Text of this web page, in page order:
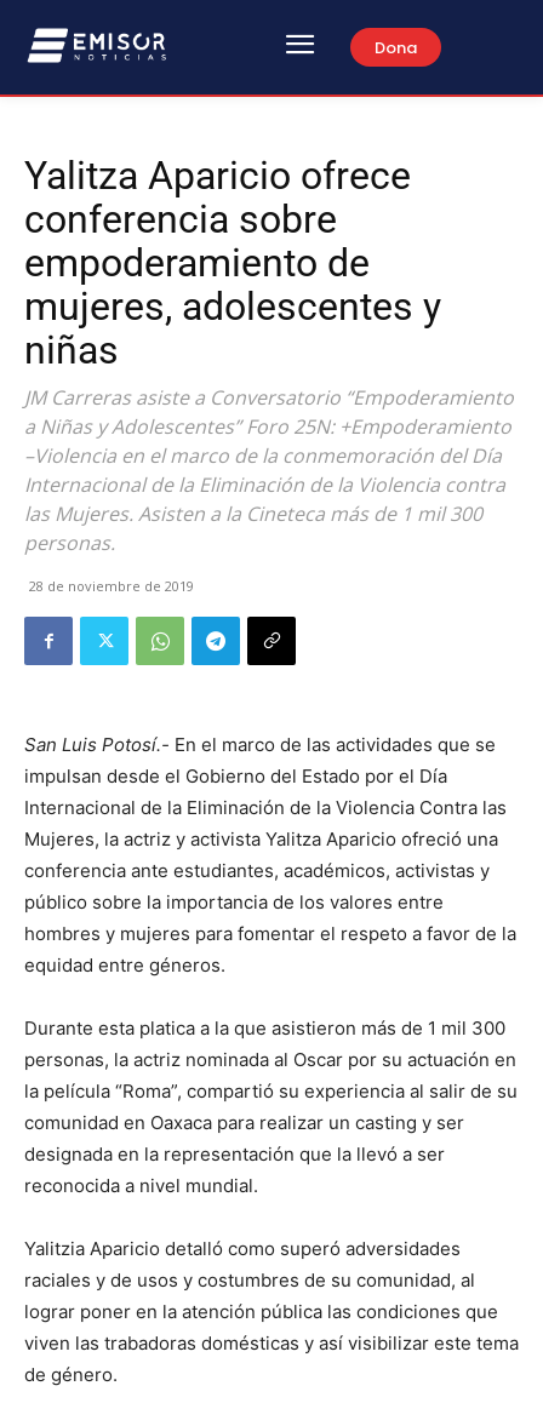
Dona
Yalitza Aparicio ofrece
conferencia sobre
empoderamiento de
mujeres, adolescentes y
niñas
JM Carreras asiste a Conversatorio “Empoderamiento
a Niñas y Adolescentes” Foro 25N: +Empoderamiento
–Violencia en el marco de la conmemoración del Día
Internacional de la Eliminación de la Violencia contra
las Mujeres. Asisten a la Cineteca más de 1 mil 300
personas.
28 de noviembre de 2019
San Luis Potosí.- En el marco de las actividades que se
impulsan desde el Gobierno del Estado por el Día
Internacional de la Eliminación de la Violencia Contra las
Mujeres, la actriz y activista Yalitza Aparicio ofreció una
conferencia ante estudiantes, académicos, activistas y
público sobre la importancia de los valores entre
hombres y mujeres para fomentar el respeto a favor de la
equidad entre géneros.
Durante esta platica a la que asistieron más de 1 mil 300
personas, la actriz nominada al Oscar por su actuación en
la película “Roma”, compartió su experiencia al salir de su
comunidad en Oaxaca para realizar un casting y ser
designada en la representación que la llevó a ser
reconocida a nivel mundial.
Yalitzia Aparicio detalló como superó adversidades
raciales y de usos y costumbres de su comunidad, al
lograr poner en la atención pública las condiciones que
viven las trabadoras domésticas y así visibilizar este tema
de género.